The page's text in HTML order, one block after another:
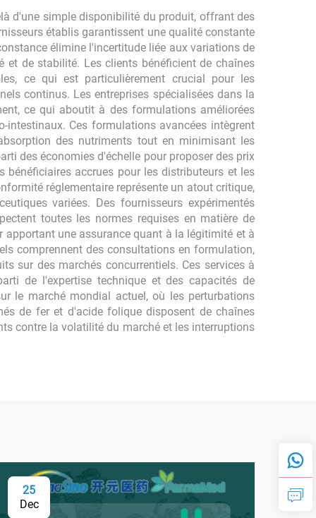
d'une simple disponibilité du produit, offrant des
établis garantissent une qualité constante
élimine l'incertitude liée aux variations de
et de stabilité. Les clients bénéficient de chaînes
ce qui est particulièrement crucial pour les
continus. Les entreprises spécialisées dans la
ce qui aboutit à des formulations améliorées
Ces formulations avancées intègrent
des nutriments tout en minimisant les
des économies d'échelle pour proposer des prix
accrues pour les distributeurs et les
réglementaire représente un atout critique,
variées. Des fournisseurs expérimentés
toutes les normes requises en matière de
apportant une assurance quant à la légitimité et à
comprennent des consultations en formulation,
sur des marchés concurrentiels. Ces services à
de l'expertise technique et des capacités de
le marché mondial actuel, où les perturbations
de fer et d'acide folique disposent de chaînes
contre la volatilité du marché et les interruptions
25
Dec